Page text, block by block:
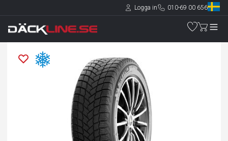
Logga in 010-69 00 656